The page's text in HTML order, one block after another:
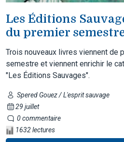
Les Éditions
du premier
Trois nouveaux livres viennent de
semestre et viennent enrichir le
"Les Éditions Sauvages".
Spered Gouez / L'esprit sauvage
29 juillet
0 commentaire
1632 lectures